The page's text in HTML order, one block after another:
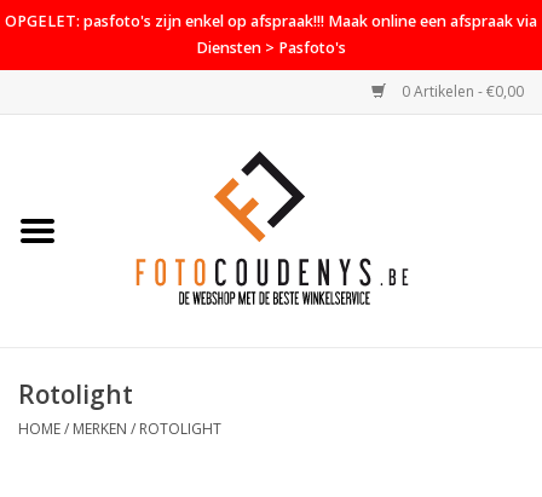
OPGELET: pasfoto's zijn enkel op afspraak!!! Maak online een afspraak via
Diensten > Pasfoto's
0 Artikelen - €0,00
Home
PROMO
Rotolight
HOME/ MERKEN / ROTOLIGHT